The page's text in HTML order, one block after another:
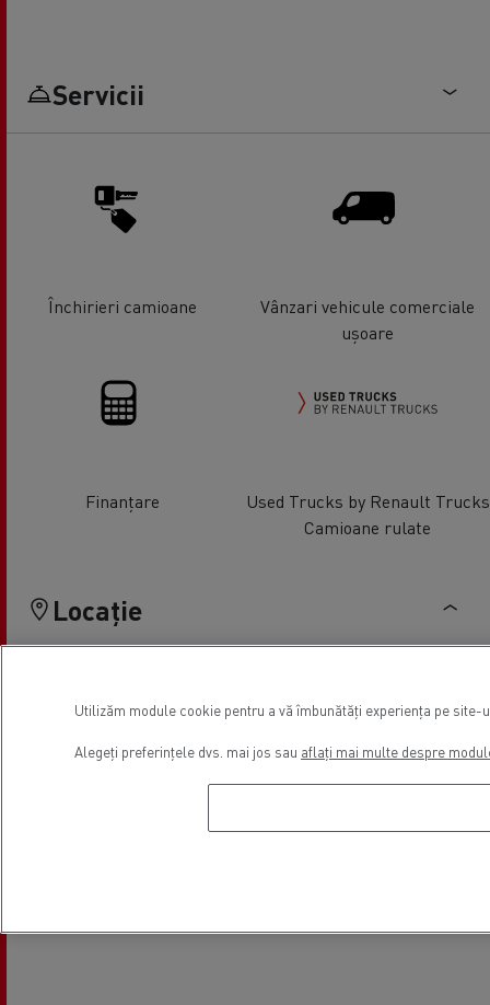
Servicii
Închirieri camioane
Vânzari vehicule comerciale
ușoare
Finanțare
Used Trucks by Renault Trucks
Camioane rulate
Locație
Utilizăm module cookie pentru a vă îmbunătăți experiența pe
Alegeți preferințele dvs. mai jos sau aflați mai multe despre